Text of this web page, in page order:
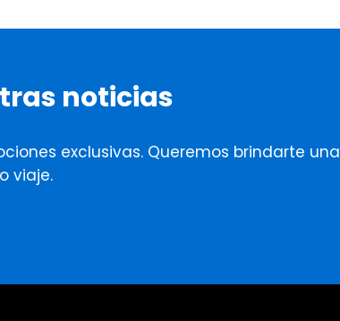
noticias
exclusivas. Queremos brindarte una
viaje.